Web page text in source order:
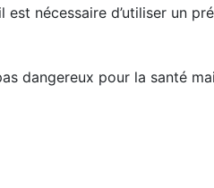
nécessaire d’utiliser un
dangereux pour la santé